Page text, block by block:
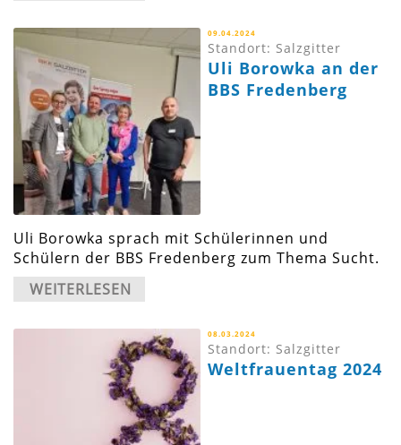
09.04.2024
Standort: Salzgitter
Uli Borowka an der
BBS Fredenberg
Uli Borowka sprach mit Schülerinnen und
Schülern der BBS Fredenberg zum Thema Sucht.
WEITERLESEN
08.03.2024
Standort: Salzgitter
Weltfrauentag 2024